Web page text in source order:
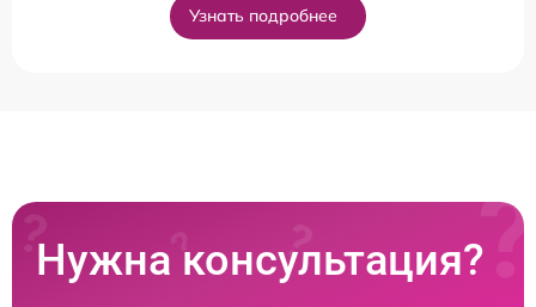
Узнать подробнее
Нужна консультация?